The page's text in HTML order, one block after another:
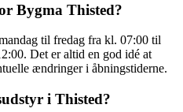
Bygma Thisted?
til fredag fra kl. 07:00 til
Det er altid en god idé at
ændringer i åbningstiderne.
i Thisted?